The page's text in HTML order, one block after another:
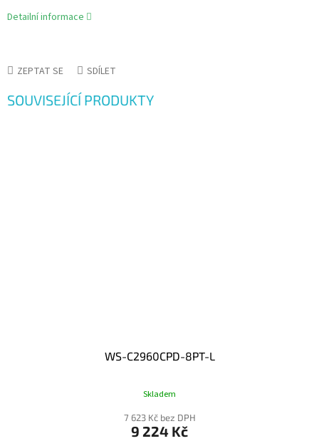
Detailní informace
ZEPTAT SE SDÍLET
SOUVISEJÍCÍ PRODUKTY
WS-C2960CPD-8PT-L
Skladem
7 623 Kč bez DPH
9 224 Kč